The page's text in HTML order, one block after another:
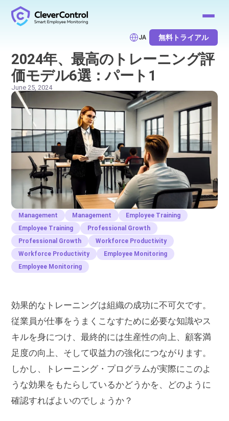
JA 無料トライアル
2024年、最高のトレーニング評
価モデル6選：パート1
June 25, 2024
Management Management
Employee Training
Employee Training
Professional Growth
Professional Growth
Workforce Productivity
Workforce Productivity
Employee Monitoring
Employee Monitoring
効果的なトレーニングは組織の成功に不可欠です。
従業員が仕事をうまくこなすために必要な知識やス
キルを身につけ、最終的には生産性の向上、顧客満
足度の向上、そして収益力の強化につながります。
しかし、トレーニング・プログラムが実際にこのよ
うな効果をもたらしているかどうかを、どのように
確認すればよいのでしょうか？